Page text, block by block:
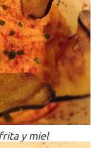
y miel